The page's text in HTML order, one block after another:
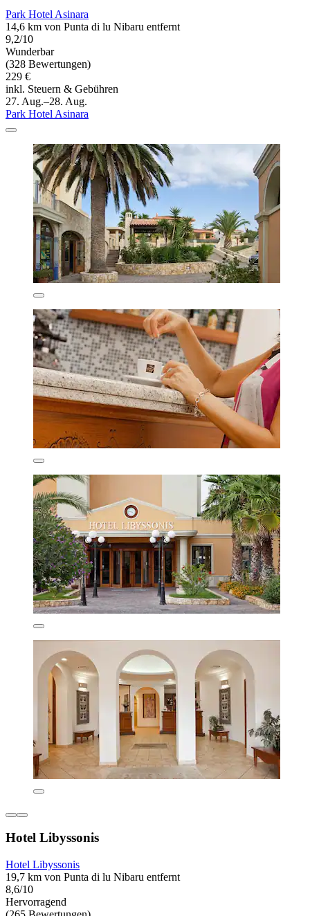
Park Hotel Asinara
14,6 km von Punta di lu Nibaru entfernt
9,2/10
Wunderbar
(328 Bewertungen)
229 €
inkl. Steuern & Gebühren
27. Aug.–28. Aug.
Park Hotel Asinara
Hotel Libyssonis
Hotel Libyssonis
19,7 km von Punta di lu Nibaru entfernt
8,6/10
Hervorragend